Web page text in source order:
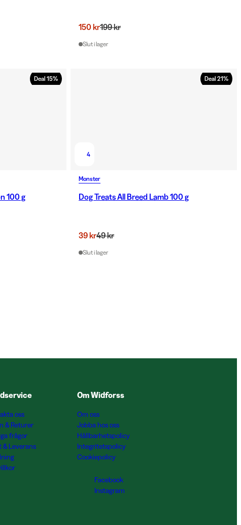
150 kr199 kr
Slut i lager
Deal 15%
100 g
Deal 21%
4
Monster
Dog Treats All Breed Lamb 100 g
39 kr49 kr
Slut i lager
oss
& Returer
frågor
& Leverans
Om Widforss
Om oss
Jobba hos oss
Hållbarhetspolicy
Integritetspolicy
Cookiepolicy
Facebook
Instagram